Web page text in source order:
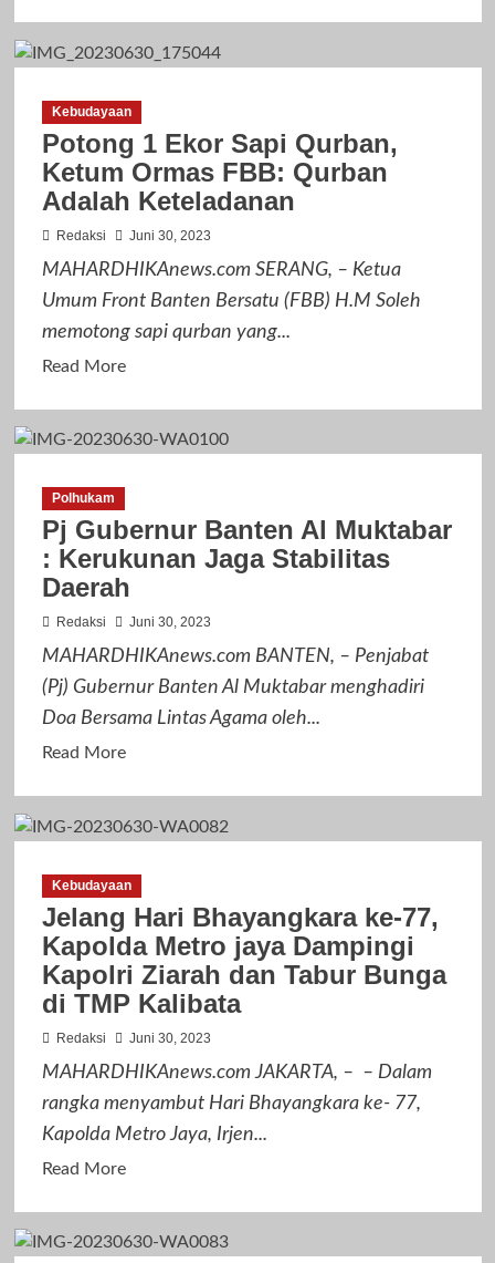
Maju
Bacaleg
Partai
PKB,
Heri
MS
Habib
Hasan
Bin
dan
Lainnya
Kebudayaan
Potong 1 Ekor Sapi Qurban,
Ketum Ormas FBB: Qurban
Adalah Keteladanan
Redaksi Juni 30, 2023
MAHARDHIKAnews.com SERANG, – Ketua
Umum Front Banten Bersatu (FBB) H.M Soleh
memotong sapi qurban yang...
Read MoreRead
Potong
Sapi
Qurban,
Ketum
Ormas
Adalah
Keteladanan
Polhukam
Pj Gubernur Banten Al Muktabar
: Kerukunan Jaga Stabilitas
Daerah
Redaksi Juni 30, 2023
MAHARDHIKAnews.com BANTEN, – Penjabat
(Pj) Gubernur Banten Al Muktabar menghadiri
Doa Bersama Lintas Agama oleh...
Read MoreRead
Pj
Banten
Al
Muktabar
:
Kerukunan
Jaga
Daerah
Kebudayaan
Jelang Hari Bhayangkara ke-77,
Kapolda Metro jaya Dampingi
Kapolri Ziarah dan Tabur Bunga
di TMP Kalibata
Redaksi Juni 30, 2023
MAHARDHIKAnews.com JAKARTA, – – Dalam
rangka menyambut Hari Bhayangkara ke- 77,
Kapolda Metro Jaya, Irjen...
Read MoreRead
Jelang